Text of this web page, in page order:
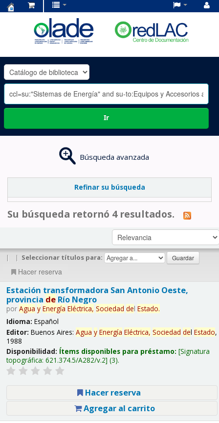
OLADE
-
Ir
Búsqueda avanzada
Refinar su búsqueda
Su búsqueda retornó 4 resultados.
| | Seleccionar títulos para:
Hacer reserva
Estación transformadora San Antonio Oeste,
provincia deRío Negro
por Agua y Energía Eléctrica, Sociedad del Estado.
Idioma: Español
Editor: Buenos Aires: Agua y Energía Eléctrica, Sociedad del Estado,
1988
Disponibilidad: Ítems disponibles para préstamo: Signatura
topográfica: 621.374.5/A282/v.2 (3).
Hacer reserva
Agregar al carrito